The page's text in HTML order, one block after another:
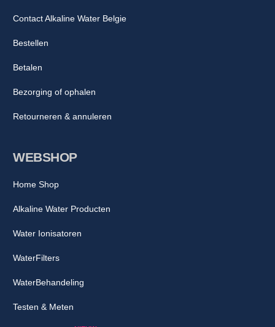
WEBSHOP
Home Shop
Alkaline Water Producten
Water Ionisatoren
WaterFilters
WaterBehandeling
Testen & Meten
Contact Alkaline Water Belgie
Bestellen
Betalen
Bezorging of ophalen
Retourneren & annuleren